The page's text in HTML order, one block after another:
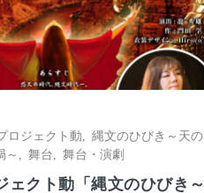
ロジェクト動
縄文のひびき～天の
～
舞台 舞台・演劇
ェクト動「縄文のひびき～